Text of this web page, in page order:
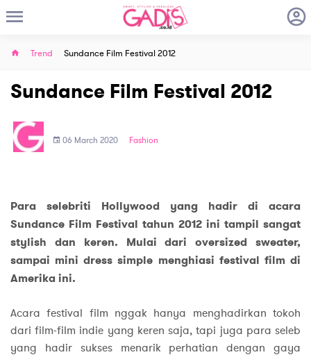
Trend Sundance Film Festival 2012
Sundance Film Festival 2012
06 March 2020 Fashion
Para selebriti Hollywood yang hadir di acara
Sundance Film Festival tahun 2012 ini tampil sangat
stylish dan keren. Mulai dari oversized sweater,
sampai mini dress simple menghiasi festival film di
Amerika ini.
Acara festival film nggak hanya menghadirkan tokoh
dari film-film indie yang keren saja, tapi juga para seleb
yang hadir sukses menarik perhatian dengan gaya